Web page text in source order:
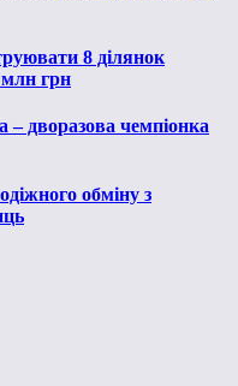
8 ділянок
млн грн
дворазова чемпіонка
обміну з